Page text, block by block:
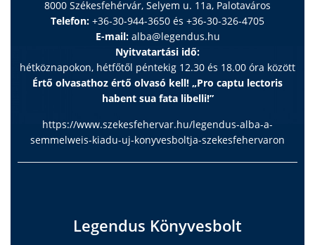
stage of the scholarly journey.
8000 Székesfehérvár, Selyem u. 11a, Palotaváros
Telefon: +36-30-944-3650 és +36-30-326-4705
E-mail: alba@legendus.hu
Nyitvatartási idő:
hétköznapokon, hétfőtől péntekig 12.30 és 18.00 óra között
Értő olvasathoz értő olvasó kell! „Pro captu lectoris
habent sua fata libelli!”
https://www.szekesfehervar.hu/legendus-alba-a-
semmelweis-kiadu-uj-konyvesboltja-szekesfehervaron
Legendus Könyvesbolt